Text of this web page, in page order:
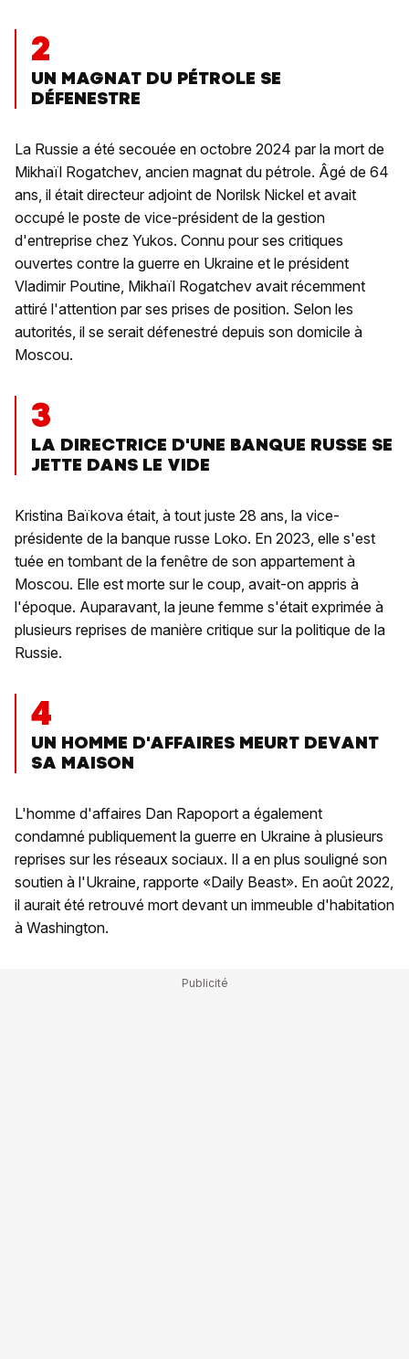
2
UN MAGNAT DU PÉTROLE SE
DÉFENESTRE
La Russie a été secouée en octobre 2024 par la mort de
Mikhaïl Rogatchev, ancien magnat du pétrole. Âgé de 64
ans, il était directeur adjoint de Norilsk Nickel et avait
occupé le poste de vice-président de la gestion
d'entreprise chez Yukos. Connu pour ses critiques
ouvertes contre la guerre en Ukraine et le président
Vladimir Poutine, Mikhaïl Rogatchev avait récemment
attiré l'attention par ses prises de position. Selon les
autorités, il se serait défenestré depuis son domicile à
Moscou.
3
LA DIRECTRICE D'UNE BANQUE RUSSE SE
JETTE DANS LE VIDE
Kristina Baïkova était, à tout juste 28 ans, la vice-
présidente de la banque russe Loko. En 2023, elle s'est
tuée en tombant de la fenêtre de son appartement à
Moscou. Elle est morte sur le coup, avait-on appris à
l'époque. Auparavant, la jeune femme s'était exprimée à
plusieurs reprises de manière critique sur la politique de la
Russie.
4
UN HOMME D'AFFAIRES MEURT DEVANT
SA MAISON
L'homme d'affaires Dan Rapoport a également
condamné publiquement la guerre en Ukraine à plusieurs
reprises sur les réseaux sociaux. Il a en plus souligné son
soutien à l'Ukraine, rapporte «Daily Beast». En août 2022,
il aurait été retrouvé mort devant un immeuble d'habitation
à Washington.